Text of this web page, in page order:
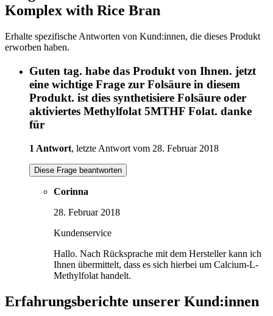
Komplex with Rice Bran
Erhalte spezifische Antworten von Kund:innen, die dieses Produkt
erworben haben.
Guten tag. habe das Produkt von Ihnen. jetzt
eine wichtige Frage zur Folsäure in diesem
Produkt. ist dies synthetisiere Folsäure oder
aktiviertes Methylfolat 5MTHF Folat. danke
für
1 Antwort, letzte Antwort vom 28. Februar 2018
Diese Frage beantworten
Corinna
28. Februar 2018
Kundenservice
Hallo. Nach Rücksprache mit dem Hersteller kann ich
Ihnen übermittelt, dass es sich hierbei um Calcium-L-
Methylfolat handelt.
Erfahrungsberichte unserer Kund:innen